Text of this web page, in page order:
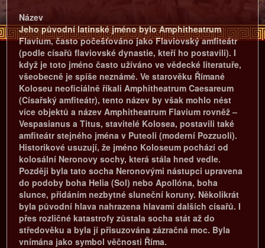
Název
Jeho původní latinské jméno bylo Amphitheatrum
Flavium, často počešťováno jako Flaviovský amfiteátr
(podle císařů flaviovské dynastie, kteří ho postavili). I
když je toto jméno často užíváno ve vědecké literatuře,
všeobecně je spíše neznámé. Ve starověku Římané
Koloseu neoficiálně říkali Amphitheatrum Caesareum
(Císařský amfiteátr), tento název by však mohlo nést
více objektů a název Amphitheatrum Flavium rovněž –
Vespasianus a Titus, stavitelé Kolosea, postavili také
amfiteátr stejného jména v Puteoli (moderní Pozzuoli).
Historikové usuzují, že jméno Koloseum pochází od
kolosální Neronovy sochy, která stála hned vedle.
Později byla tato socha Neronovými nástupci upravena
do podoby boha Helia (Sol) nebo Apollóna, boha
slunce, přidáním nezbytné sluneční koruny. Několikrát
byla původní hlava nahrazena hlavami dalších císařů. I
přes rozličné katastrofy zůstala socha stát až do
středověku a byla jí přisuzována zázračná moc. Byla
vnímána jako symbol věčnosti Říma.